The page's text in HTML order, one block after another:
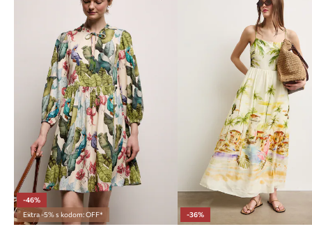
-46%
Extra -5% s kodom: OFF*
-36%